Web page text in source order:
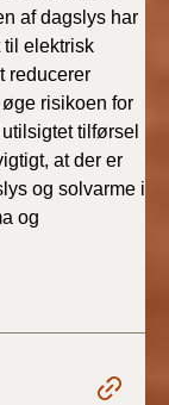
af dagslys har
elektrisk
reducerer
risikoen for
tilførsel
at der er
og solvarme i
og